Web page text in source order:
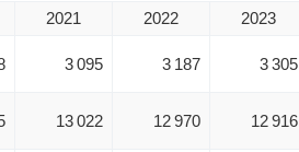
2021 2022 2023
3 095 3 187 3 305
13 022 12 970 12 916